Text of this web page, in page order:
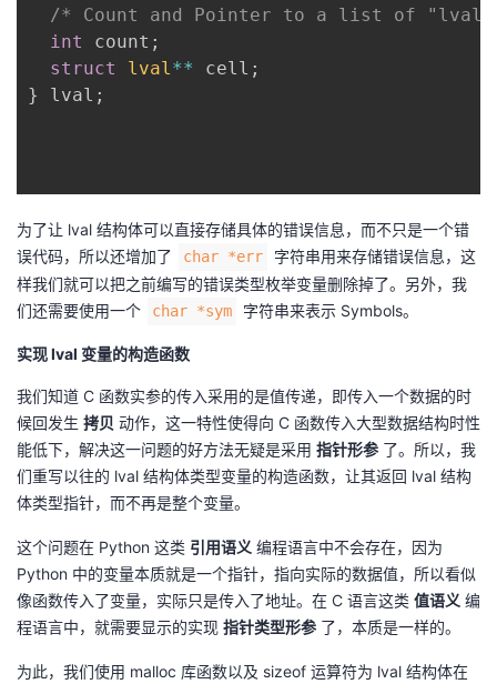
/* Count and Pointer to a list of
int
count ;
struct
lval** cell ;
}
lval ;
为了让 lval 结构体可以直接存储具体的错误信息，而不只是一个错
误代码，所以还增加了
char *err
字符串用来存储错误信息，这
样我们就可以把之前编写的错误类型枚举变量删除掉了。另外，我
们还需要使用一个
char *sym 字符串来表示 Symbols。
实现 lval 变量的构造函数
我们知道 C 函数实参的传入采用的是值传递，即传入一个数据的时
候回发生 拷贝 动作，这一特性使得向 C 函数传入大型数据结构时性
能低下，解决这一问题的好方法无疑是采用 指针形参 了。所以，我
们重写以往的 lval 结构体类型变量的构造函数，让其返回 lval 结构
体类型指针，而不再是整个变量。
这个问题在 Python 这类 引用语义 编程语言中不会存在，因为
Python 中的变量本质就是一个指针，指向实际的数据值，所以看似
像函数传入了变量，实际只是传入了地址。在 C 语言这类 值语义 编
程语言中，就需要显示的实现 指针类型形参 了，本质是一样的。
为此，我们使用 malloc 库函数以及 sizeof 运算符为 lval 结构体在